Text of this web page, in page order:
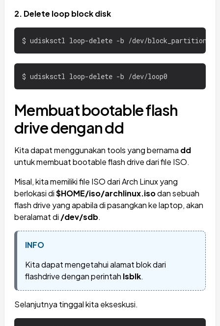
2. Delete loop block disk
Membuat bootable flash
drive dengan dd
Kita dapat menggunakan tools yang bernama dd
untuk membuat bootable flash drive dari file ISO.
Misal, kita memiliki file ISO dari Arch Linux yang
berlokasi di$HOME/iso/archlinux.isodan sebuah
flash drive yang apabila di pasangkan ke laptop, akan
beralamat di /dev/sdb.
INFO
Kita dapat mengetahui alamat blok dari
flashdrive dengan perintah lsblk.
Selanjutnya tinggal kita ekseskusi.